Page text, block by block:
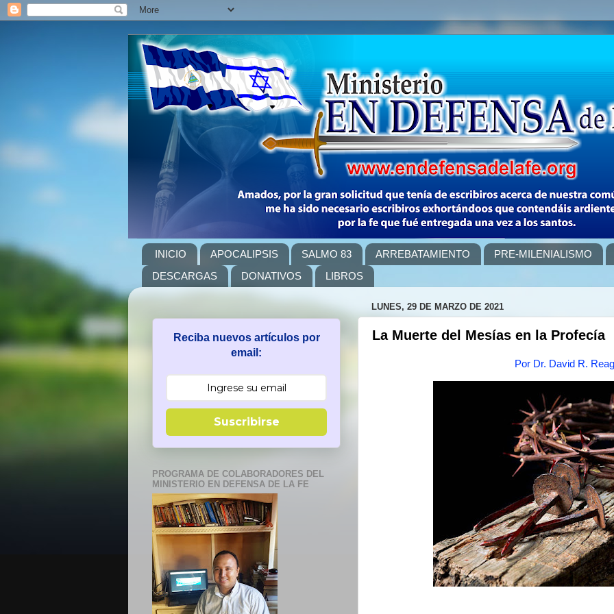
INICIO APOCALIPSIS SALMO 83 ARREBATAMIENTO
PRE-MILENIALISMO
DESCARGAS
DONATIVOS LIBROS
LUNES, 29 DE MARZO DE 2021
La Muerte del Mesías en la Profecía
Por Dr. David R.
Reciba nuevos artículos por
email:
Suscribirse
PROGRAMA DE COLABORADORES DEL
MINISTERIO EN DEFENSA DE LA FE